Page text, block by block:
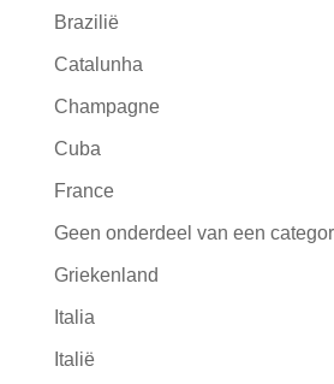
Brazilië
Catalunha
Champagne
Cuba
France
Geen onderdeel van een
Griekenland
Italia
Italië